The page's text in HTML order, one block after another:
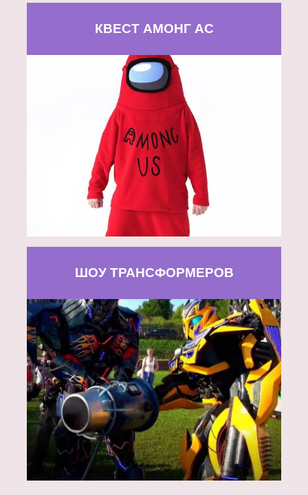
КВЕСТ АМОНГ АС
ШОУ ТРАНСФОРМЕРОВ